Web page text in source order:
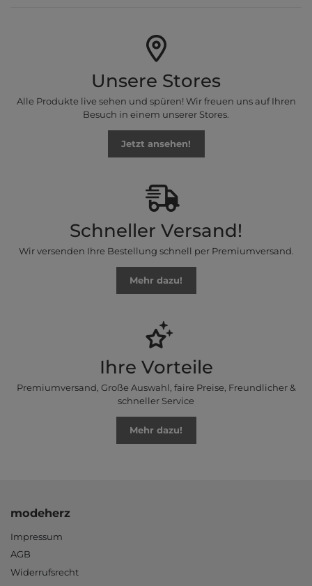
Unsere Stores
Alle Produkte live sehen und spüren! Wir freuen uns auf Ihren
Besuch in einem unserer Stores.
Jetzt ansehen!
Schneller Versand!
Wir versenden Ihre Bestellung schnell per Premiumversand.
Mehr dazu!
Ihre Vorteile
Premiumversand, Große Auswahl, faire Preise, Freundlicher &
schneller Service
Mehr dazu!
modeherz
Impressum
AGB
Widerrufsrecht